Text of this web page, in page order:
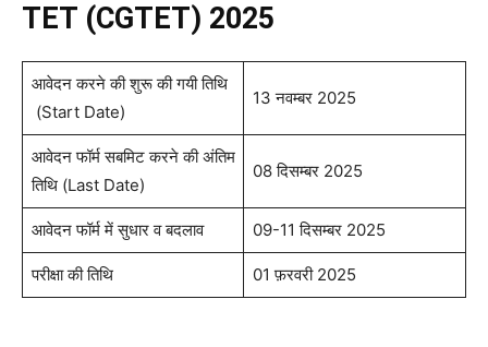
TET (CGTET) 2025
आवेदन करने की शुरू की गयी तिथि
(Start Date)
13 नवम्बर 2025
आवेदन फॉर्म सबमिट करने की अंतिम
तिथि (Last Date)
08 दिसम्बर 2025
आवेदन फॉर्म में सुधार व बदलाव 09-11 दिसम्बर 2025
परीक्षा की तिथि 01 फ़रवरी 2025